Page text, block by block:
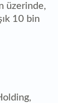
üzerinde,
10 bin